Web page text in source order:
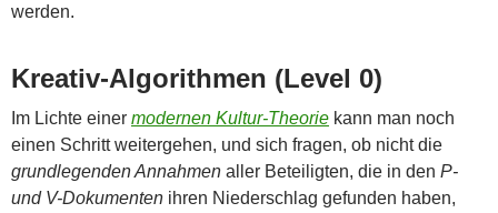
werden.
Kreativ-Algorithmen (Level 0)
Im Lichte einer modernen Kultur-Theorie kann man noch
einen Schritt weitergehen, und sich fragen, ob nicht die
grundlegenden Annahmen aller Beteiligten, die in den P-
und V-Dokumenten ihren Niederschlag gefunden haben,